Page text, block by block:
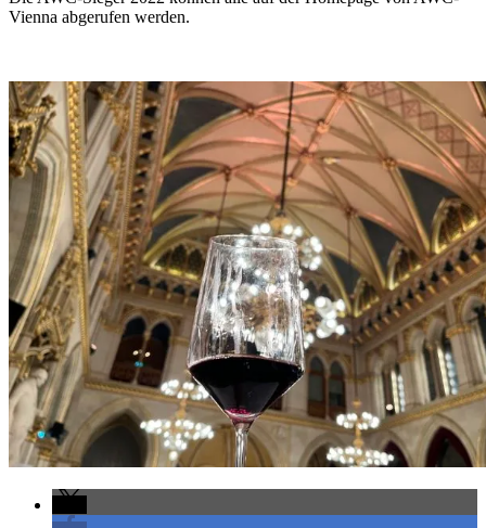
Vienna abgerufen werden.